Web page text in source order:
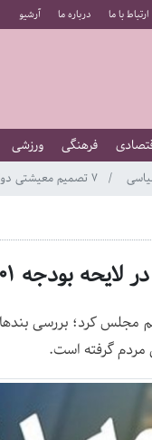
ارتباط با ما درباره ما آرشیو
فرهنگی ورزشی
گرفته است.